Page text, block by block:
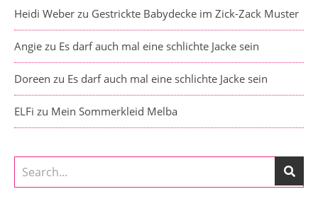
Heidi Weber zu Gestrickte Babydecke im Zick-Zack Muster
Angie zu Es darf auch mal eine schlichte Jacke sein
Doreen zu Es darf auch mal eine schlichte Jacke sein
ELFi zu Mein Sommerkleid Melba